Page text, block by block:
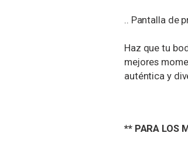
.. Pantalla de
Haz que tu
mejores
auténtica y
** PARA LOS